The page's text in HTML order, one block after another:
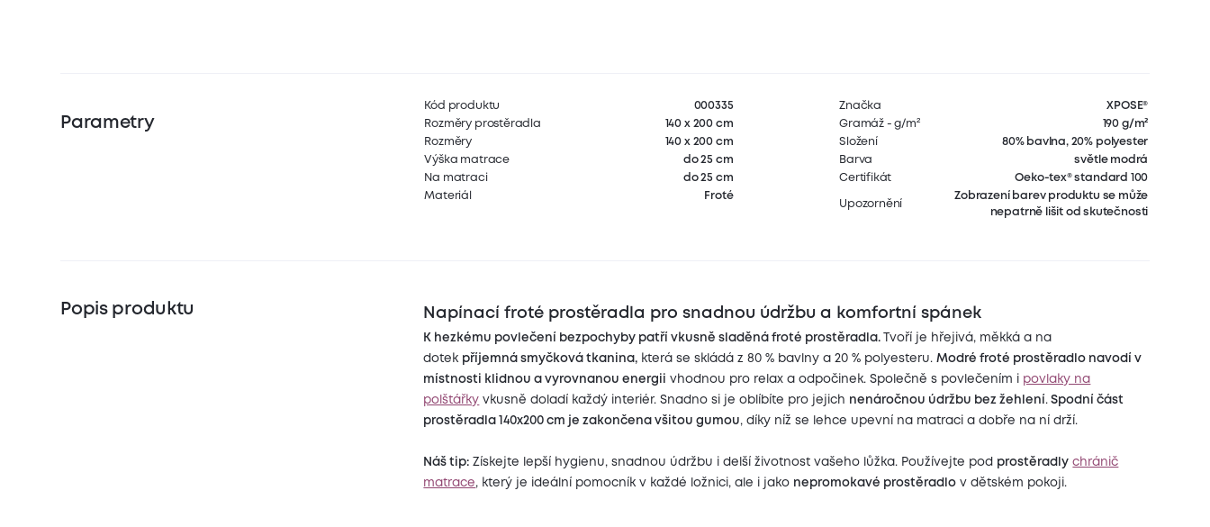
Parametry
Kód produktu
000335
Rozměry prostěradla
140 x 200 cm
Rozměry
140 x 200 cm
Výška matrace
do 25 cm
Na matraci
do 25 cm
Materiál
Froté
Značka
XPOSE®
Gramáž - g/m²
190 g/m²
Složení
80% bavlna, 20% polyester
Barva
světle modrá
Certifikát
Oeko-tex® standard 100
Upozornění
Zobrazení barev produktu se může
nepatrně lišit od skutečnosti
Popis produktu Napínací froté prostěradla pro snadnou údržbu a komfortní spánek
K hezkému povlečení bezpochyby patří vkusně sladěná froté prostěradla. Tvoří je hřejivá, měkká a na
dotek příjemná smyčková tkanina, která se skládá z 80 % bavlny a 20 % polyesteru.Modré froté prostěradlo navodí v
místnosti klidnou a vyrovnanou energii vhodnou pro relax a odpočinek. Společně s povlečením i povlaky na
polštářky vkusně doladí každý interiér. Snadno si je oblíbíte pro jejich nenáročnou údržbu bez žehlení. Spodní část
prostěradla 140x200 cm je zakončena všitou gumou, díky níž se lehce upevní na matraci a dobře na ní drží.
Náš tip: Získejte lepší hygienu, snadnou údržbu i delší životnost vašeho lůžka. Používejte pod prostěradly chránič
matrace, který je ideální pomocník v každé ložnici, ale i jako nepromokavé prostěradlo v dětském pokoji.